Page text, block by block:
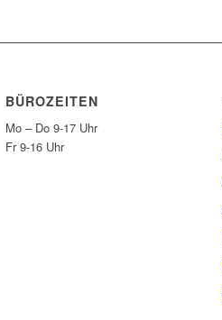
BÜROZEITEN
Mo – Do 9-17 Uhr
Fr 9-16 Uhr